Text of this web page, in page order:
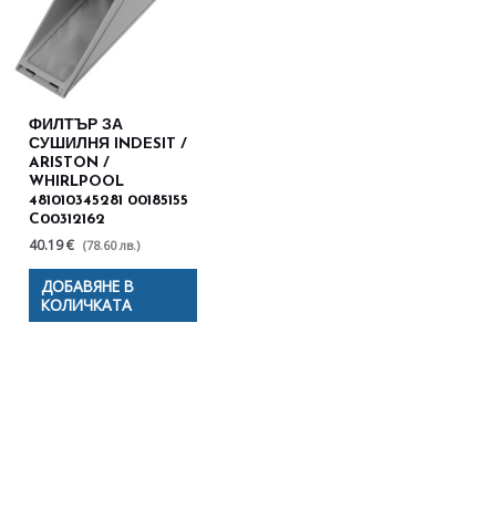
ФИЛТЪР ЗА
СУШИЛНЯ INDESIT /
ARISTON /
WHIRLPOOL
481010345281 00185155
C00312162
40.19 € (78.60 лв.)
ДОБАВЯНЕ В
КОЛИЧКАТА